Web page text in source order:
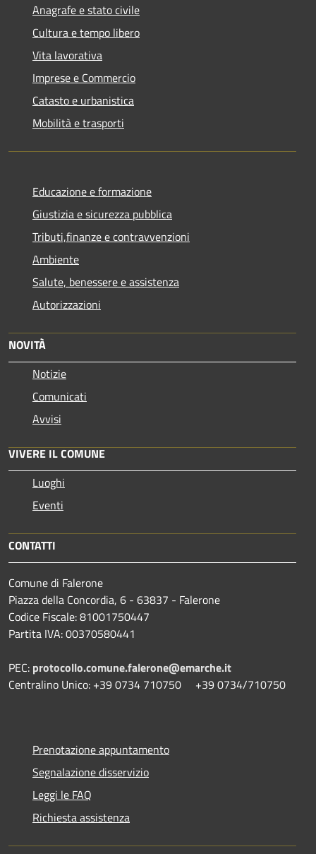
Anagrafe e stato civile
Cultura e tempo libero
Vita lavorativa
Imprese e Commercio
Catasto e urbanistica
Mobilità e trasporti
Educazione e formazione
Giustizia e sicurezza pubblica
Tributi,finanze e contravvenzioni
Ambiente
Salute, benessere e assistenza
Autorizzazioni
NOVITÀ
Notizie
Comunicati
Avvisi
VIVERE IL COMUNE
Luoghi
Eventi
CONTATTI
Comune di Falerone
Piazza della Concordia, 6 - 63837 - Falerone
Codice Fiscale: 81001750447
Partita IVA: 00370580441
PEC: protocollo.comune.falerone@emarche.it
Centralino Unico: +39 0734 710750 +39 0734/710750
Prenotazione appuntamento
Segnalazione disservizio
Leggi le FAQ
Richiesta assistenza